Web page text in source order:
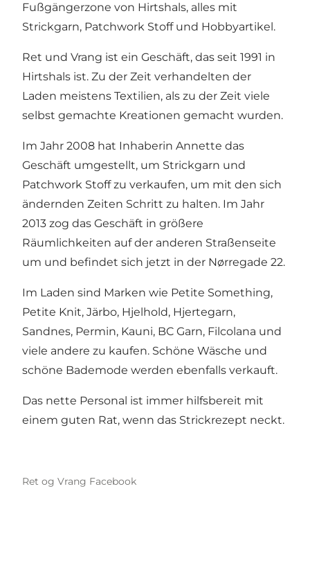
Fußgängerzone von Hirtshals, alles mit
Strickgarn, Patchwork Stoff und Hobbyartikel.
Ret und Vrang ist ein Geschäft, das seit 1991 in
Hirtshals ist. Zu der Zeit verhandelten der
Laden meistens Textilien, als zu der Zeit viele
selbst gemachte Kreationen gemacht wurden.
Im Jahr 2008 hat Inhaberin Annette das
Geschäft umgestellt, um Strickgarn und
Patchwork Stoff zu verkaufen, um mit den sich
ändernden Zeiten Schritt zu halten. Im Jahr
2013 zog das Geschäft in größere
Räumlichkeiten auf der anderen Straßenseite
um und befindet sich jetzt in der Nørregade 22.
Im Laden sind Marken wie Petite Something,
Petite Knit, Järbo, Hjelhold, Hjertegarn,
Sandnes, Permin, Kauni, BC Garn, Filcolana und
viele andere zu kaufen. Schöne Wäsche und
schöne Bademode werden ebenfalls verkauft.
Das nette Personal ist immer hilfsbereit mit
einem guten Rat, wenn das Strickrezept neckt.
Ret og Vrang Facebook